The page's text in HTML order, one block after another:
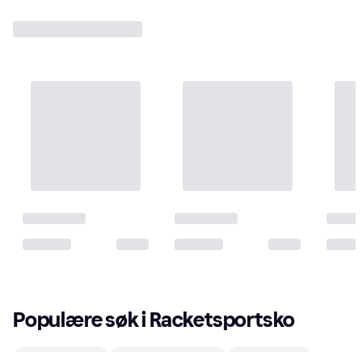
Populære søk i Racketsportsko